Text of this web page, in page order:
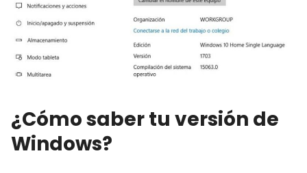
¿Cómo saber tu versión de
Windows?